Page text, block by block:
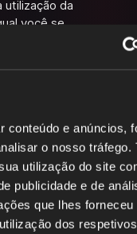
conteúdo e anúncios,
o nosso tráfego.
utilização do site
publicidade e de
que lhes forneceu
dos
utilização da
você se
solicitadas no
na íntegra.
escopo da oferta
utilizamos o
para informá-lo
durante o registro
(Art. 6 Abs.
seu consentimento